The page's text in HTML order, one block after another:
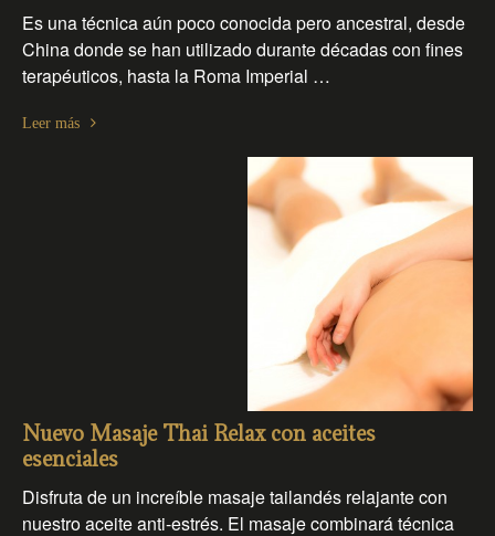
Es una técnica aún poco conocida pero ancestral, desde
China donde se han utilizado durante décadas con fines
terapéuticos, hasta la Roma Imperial …
Leer más
Nuevo Masaje Thai Relax con aceites
esenciales
Disfruta de un increíble masaje tailandés relajante con
nuestro aceite anti-estrés. El masaje combinará técnica